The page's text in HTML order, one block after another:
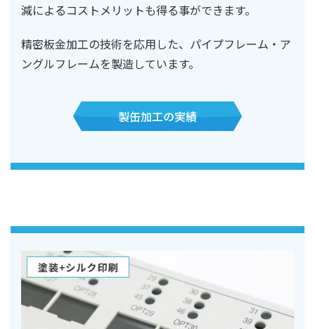
減によるコストメリットも得る事ができます。
精密板金加工の技術を応用した、パイプフレーム・ア
ングルフレームを製造しています。
製缶加工の実績